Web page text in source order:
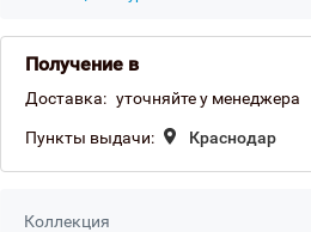
Получение в
Доставка: уточняйте у менеджера
Пункты выдачи: Краснодар
Коллекция